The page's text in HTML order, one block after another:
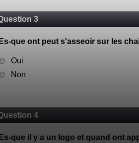
3
Es-que ont peut s'asseoir sur les
Oui
Non
4
Es-que il y a un logo et quand ont